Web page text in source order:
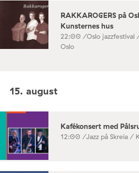
RAKKAROGERS på
Kunsternes hus
22:00 /Oslo jazzfestival
Oslo
15. august
Kafékonsert med
12:00 /Jazz på Skreia /